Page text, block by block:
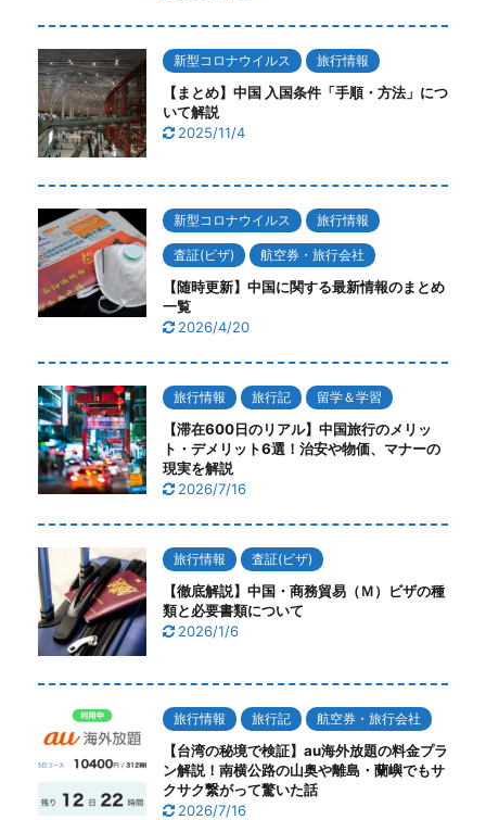
新型コロナウイルス 旅行情報
【まとめ】中国 入国条件「手順・方法」につ
いて解説
2025/11/4
新型コロナウイルス 旅行情報
査証(ビザ) 航空券・旅行会社
【随時更新】中国に関する最新情報のまとめ
一覧
2026/4/20
旅行情報 旅行記 留学＆学習
【滞在600日のリアル】中国旅行のメリッ
ト・デメリット6選！治安や物価、マナーの
現実を解説
2026/7/16
旅行情報 査証(ビザ)
【徹底解説】中国・商務貿易（Ｍ）ビザの種
類と必要書類について
2026/1/6
旅行情報 旅行記 航空券・旅行会社
【台湾の秘境で検証】au海外放題の料金プラ
ン解説！南横公路の山奥や離島・蘭嶼でもサ
クサク繋がって驚いた話
2026/7/16